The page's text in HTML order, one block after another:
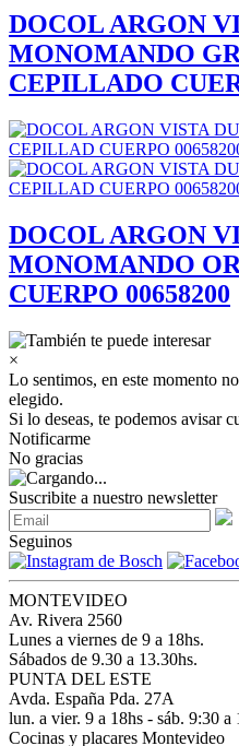
DOCOL ARGON
MONOMANDO
CEPILLADO
DOCOL ARGON
MONOMANDO
CUERPO 00658200
×
Lo sentimos, en este momento
elegido.
Si lo deseas, te podemos avisar
Notificarme
No gracias
Suscribite a nuestro newsletter
Seguinos
MONTEVIDEO
Av. Rivera 2560
Lunes a viernes de 9 a 18hs.
Sábados de 9.30 a 13.30hs.
PUNTA DEL ESTE
Avda. España Pda. 27A
lun. a vier. 9 a 18hs - sáb. 9:30 a
Cocinas y placares Montevideo